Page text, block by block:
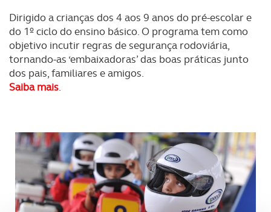
Dirigido a crianças dos 4 aos 9 anos do pré-escolar e
do 1º ciclo do ensino básico. O programa tem como
objetivo incutir regras de segurança rodoviária,
tornando-as ‘embaixadoras’ das boas práticas junto
dos pais, familiares e amigos.
Saiba mais.